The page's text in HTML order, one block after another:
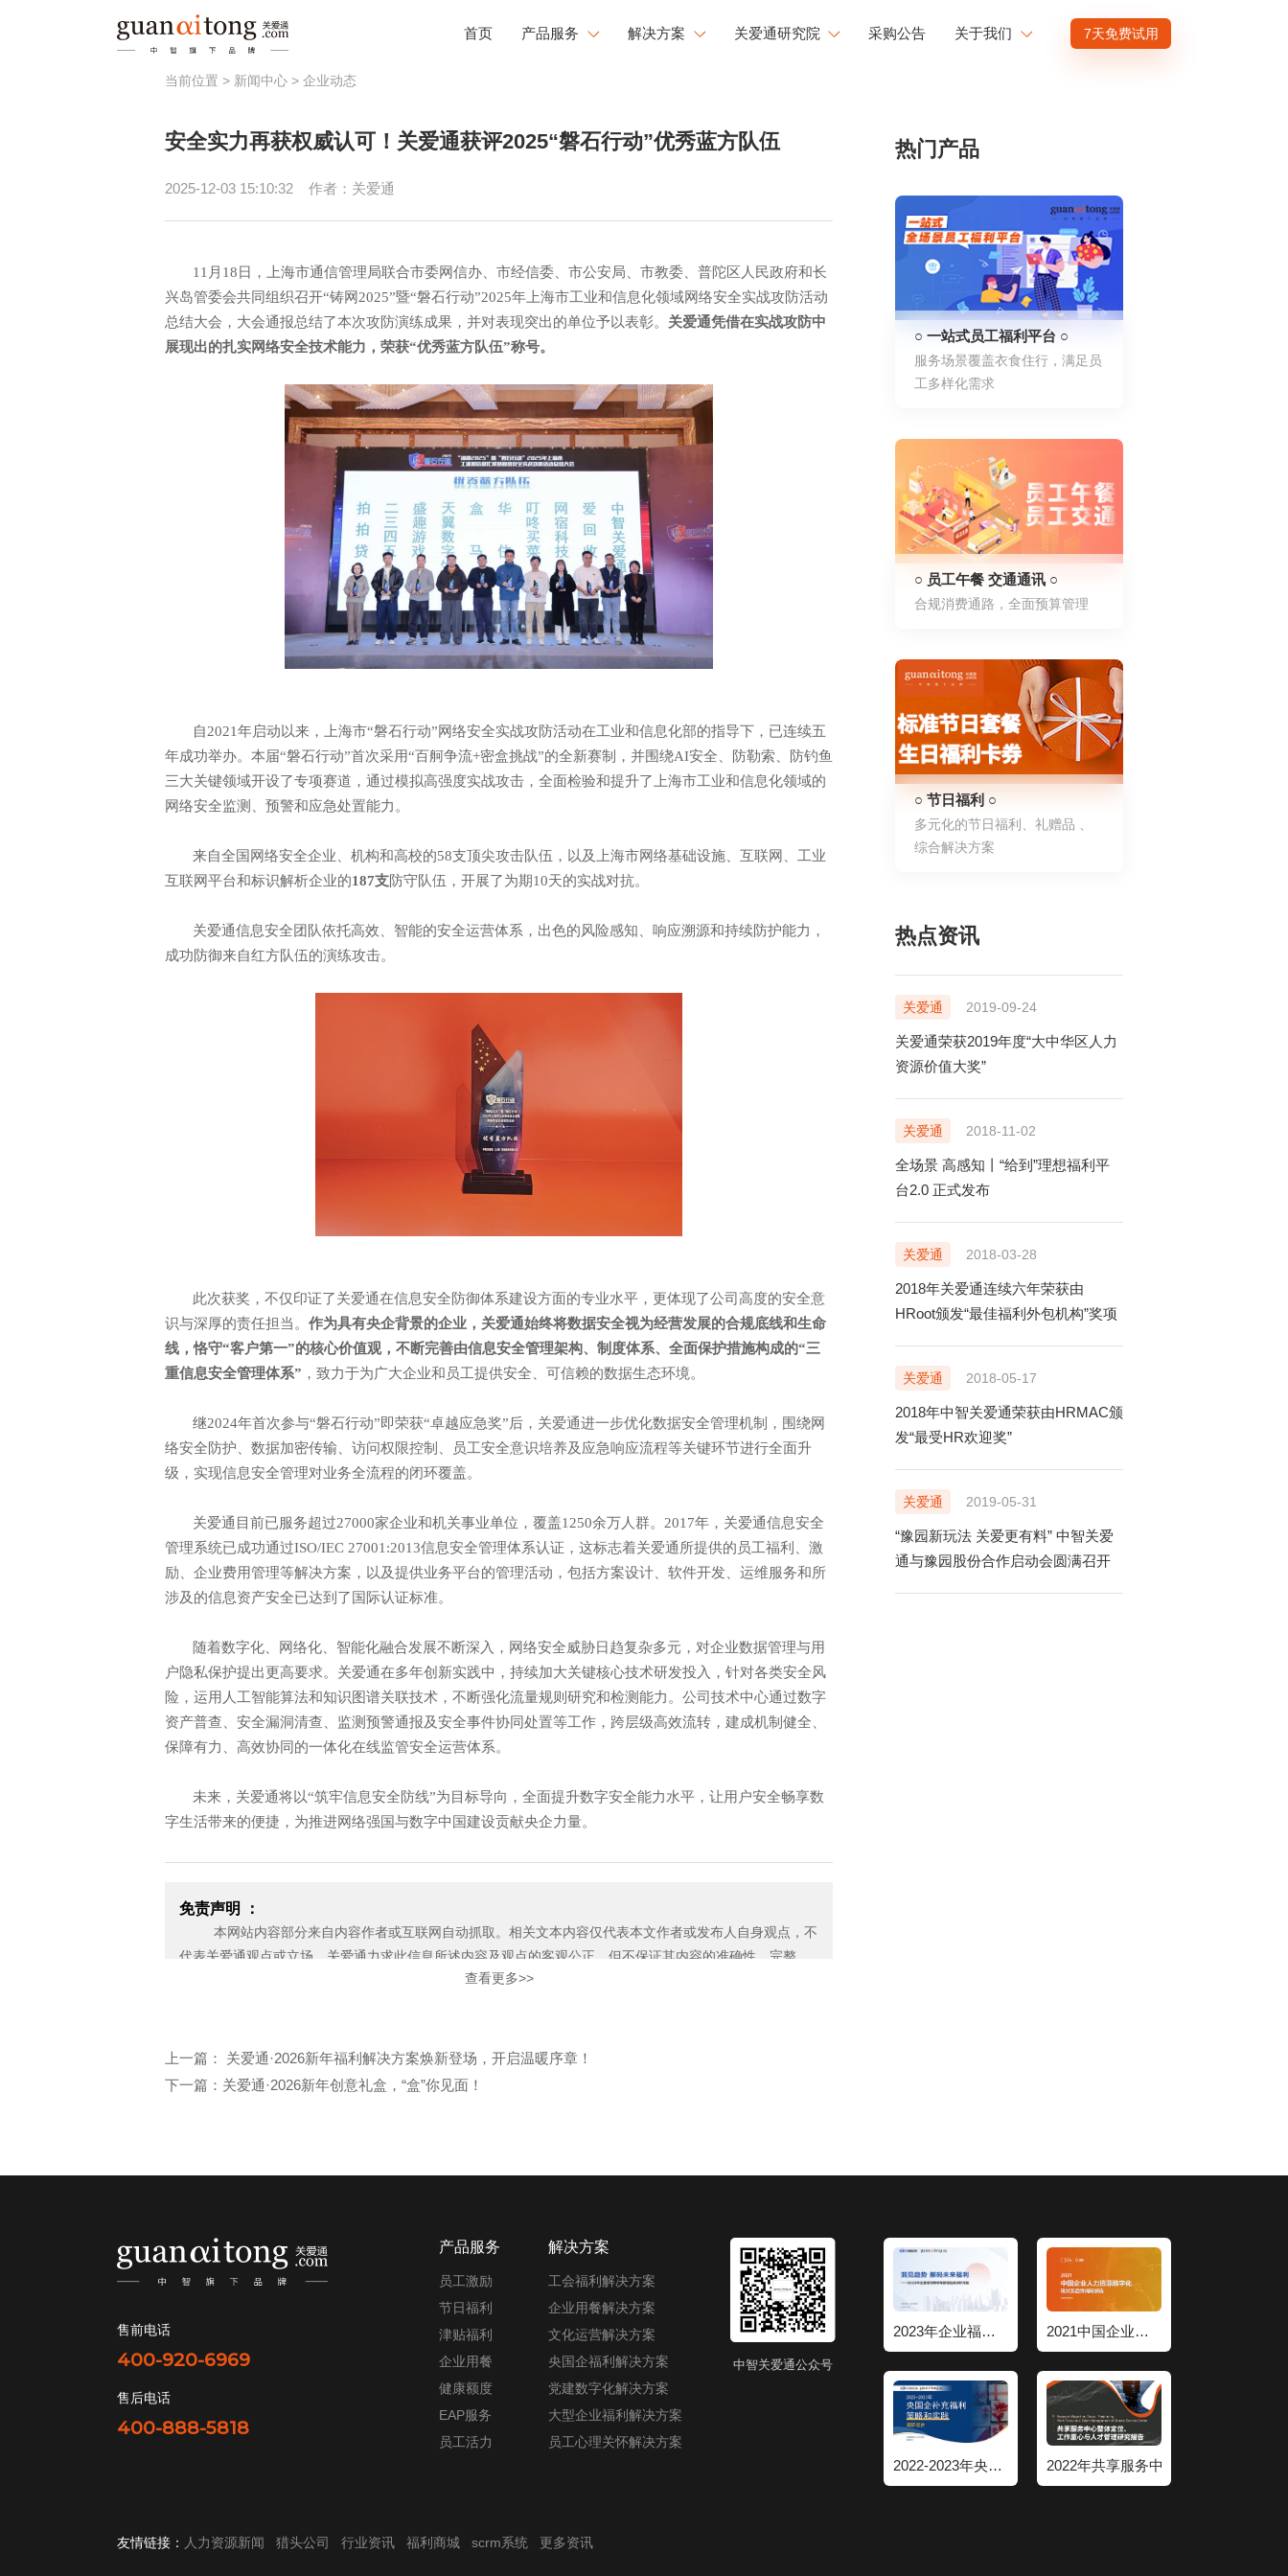
首页 产品服务
员工激励
健康管理
员工活力
职业发展 商业赋能
解决方案
企业用餐解决方案
关爱通研究院
新闻中心
采购公告 关于我们
投资者关系
供应商招募
渠道招募
7天免费试用
当前位置 > 新闻中心 > 企业动态
安全实力再获权威认可！关爱通获评2025“磐石行动”优秀蓝方队伍
2025-12-03 15:10:32 作者：关爱通
11月18日，上海市通信管理局联合市委网信办、市经信委、市公安局、市教委、普陀区人民政府和长
兴岛管委会共同组织召开“铸网2025”暨“磐石行动”2025年上海市工业和信息化领域网络安全实战攻防活动
总结大会，大会通报总结了本次攻防演练成果，并对表现突出的单位予以表彰。 关爱通凭借在实战攻防中
展现出的扎实网络安全技术能力，荣获“优秀蓝方队伍”称号。
自2021年启动以来，上海市“磐石行动”网络安全实战攻防活动在工业和信息化部的指导下，已连续五
年成功举办。本届“磐石行动”首次采用“百舸争流+密盒挑战”的全新赛制，并围绕AI安全、防勒索、防钓鱼
三大关键领域开设了专项赛道，通过模拟高强度实战攻击，全面检验和提升了上海市工业和信息化领域的
网络安全监测、预警和应急处置能力。
来自全国网络安全企业、机构和高校的58支顶尖攻击队伍，以及上海市网络基础设施、互联网、工业
互联网平台和标识解析企业的187支防守队伍，开展了为期10天的实战对抗。
关爱通信息安全团队依托高效、智能的安全运营体系，出色的风险感知、响应溯源和持续防护能力，
成功防御来自红方队伍的演练攻击。
此次获奖，不仅印证了关爱通在信息安全防御体系建设方面的专业水平，更体现了公司高度的安全意
识与深厚的责任担当。 作为具有央企背景的企业，关爱通始终将数据安全视为经营发展的合规底线和生命
线，恪守“客户第一”的核心价值观，不断完善由信息安全管理架构、制度体系、全面保护措施构成的“三
重信息安全管理体系” ，致力于为广大企业和员工提供安全、可信赖的数据生态环境。
继2024年首次参与“磐石行动”即荣获“卓越应急奖”后，关爱通进一步优化数据安全管理机制，围绕网
络安全防护、数据加密传输、访问权限控制、员工安全意识培养及应急响应流程等关键环节进行全面升
级，实现信息安全管理对业务全流程的闭环覆盖。
关爱通目前已服务超过27000家企业和机关事业单位，覆盖1250余万人群。2017年，关爱通信息安全
管理系统已成功通过ISO/IEC 27001:2013信息安全管理体系认证，这标志着关爱通所提供的员工福利、激
励、企业费用管理等解决方案，以及提供业务平台的管理活动，包括方案设计、软件开发、运维服务和所
涉及的信息资产安全已达到了国际认证标准。
随着数字化、网络化、智能化融合发展不断深入，网络安全威胁日趋复杂多元，对企业数据管理与用
户隐私保护提出更高要求。关爱通在多年创新实践中，持续加大关键核心技术研发投入，针对各类安全风
险，运用人工智能算法和知识图谱关联技术，不断强化流量规则研究和检测能力。公司技术中心通过数字
资产普查、安全漏洞清查、监测预警通报及安全事件协同处置等工作，跨层级高效流转，建成机制健全、
保障有力、高效协同的一体化在线监管安全运营体系。
未来，关爱通将以“筑牢信息安全防线”为目标导向，全面提升数字安全能力水平，让用户安全畅享数
字生活带来的便捷，为推进网络强国与数字中国建设贡献央企力量。
免责声明 ：
本网站内容部分来自内容作者或互联网自动抓取。相关文本内容仅代表本文作者或发布人自身观点，不
代表关爱通观点或立场。关爱通力求此信息所述内容及观点的客观公正，但不保证其内容的准确性、完整
性，也不保证未来内容不会发生变更。 如本网展示内容的作者及编辑认为其作品不宜上网供大家浏览，或不
邮箱：yan.zheng@guanaitong.com
查看更多>>
上一篇： 关爱通·2026新年福利解决方案焕新登场，开启温暖序章！
下一篇：关爱通·2026新年创意礼盒，“盒”你见面！
热门产品
○ 一站式员工福利平台 ○
服务场景覆盖衣食住行，满足员
工多样化需求
○ 员工午餐 交通通讯 ○
合规消费通路，全面预算管理
○ 节日福利 ○
多元化的节日福利、礼赠品 、
综合解决方案
热点资讯
关爱通 2019-09-24
关爱通荣获2019年度“大中华区人力
资源价值大奖”
关爱通 2018-11-02
全场景 高感知丨“给到”理想福利平
台2.0 正式发布
关爱通 2018-03-28
2018年关爱通连续六年荣获由
HRoot颁发“最佳福利外包机构”奖项
关爱通 2018-05-17
2018年中智关爱通荣获由HRMAC颁
发“最受HR欢迎奖”
关爱通 2019-05-31
“豫园新玩法 关爱更有料” 中智关爱
通与豫园股份合作启动会圆满召开
售前电话
400-920-6969
售后电话
400-888-5818
产品服务
员工激励
节日福利
津贴福利
企业用餐
健康额度
EAP服务
员工活力
解决方案
工会福利解决方案
企业用餐解决方案
文化运营解决方案
央国企福利解决方案
党建数字化解决方案
大型企业福利解决方案
员工心理关怀解决方案
中智关爱通公众号
2023年企业福利策略和管理趋势调研报告 2021中国企业人力资源数字化现状和趋势调研报告
2022-2023年央国企补充福利策略和实践调研报告 2022年共享服务中心整体定位工作重
友情链接： 人力资源新闻 猎头公司 行业资讯 福利商城 scrm系统 更多资讯
电话: 021-34014622 邮箱: CUSTOMER@GUANAITONG.COM
企业售前热线: 400-920-6969 地址: 上海市徐汇区沪闵路9299号中智大厦9楼
中智关爱通（上海）科技股份有限公司